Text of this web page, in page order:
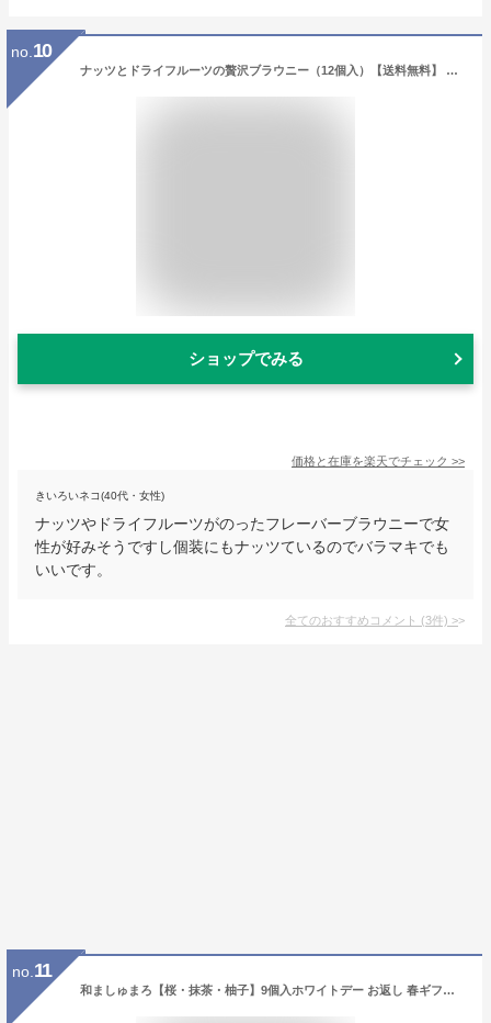
no. 10
ナッツとドライフルーツの贅沢ブラウニー（12個入）【送料無料】 ホシフルーツ チョコ 人気
ショップでみる
価格と在庫を楽天でチェック >>
きいろいネコ(40代・女性)
ナッツやドライフルーツがのったフレーバーブラウニーで女
性が好みそうですし個装にもナッツているのでバラマキでも
いいです。
全てのおすすめコメント (3件) >
no. 11
和ましゅまろ【桜・抹茶・柚子】9個入ホワイトデー お返し 春ギフト マシュマロ 限定 ギフト プチギフト プレゼント スイーツ お菓子 ギモーヴ チョコレート チョコ お取り寄せ 桜マシュマロ 抹茶マシュマロ 柚子マシュマロ